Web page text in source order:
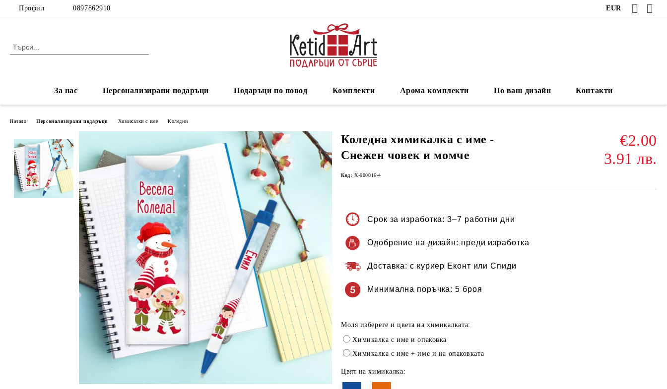
Профил 0897862910 EUR
За нас Персонализирани подаръци Подаръци по повод Комплекти Арома комплекти По ваш дизайн Контакти
Начало Персонализирани подаръци Химикалки с име Коледни
Коледна химикалка с име -
Снежен човек и момче
€2.00
3.91 лв.
Код: Х-000016-4
Срок за изработка: 3–7 работни дни
Одобрение на дизайн: преди изработка
Доставка: с куриер Еконт или Спиди
Минимална поръчка: 5 броя
Моля изберете и цвета на химикалката:
Химикалка с име и опаковка
Химикалка с име + име и на опаковката
Цвят на химикалка: